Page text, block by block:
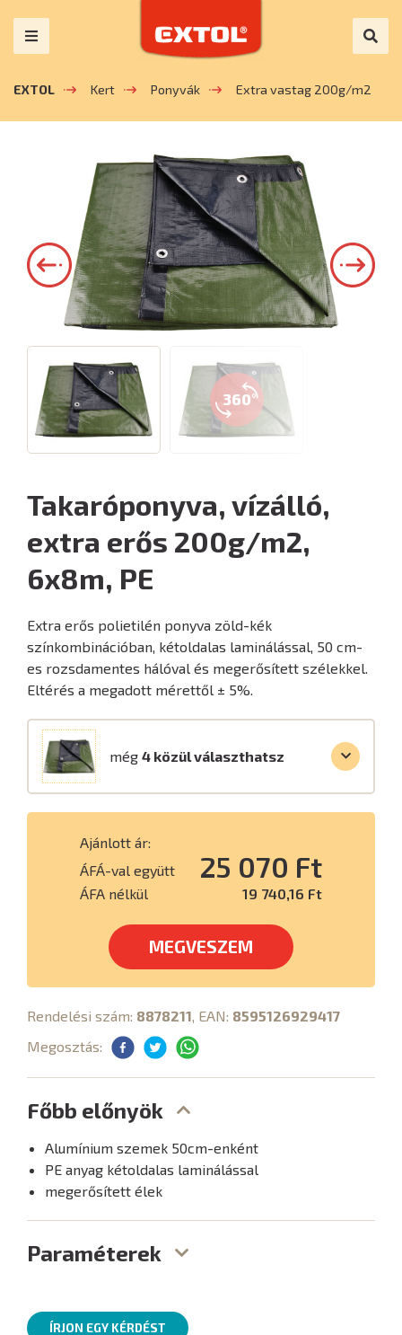
EXTOL Kert Ponyvák Extra vastag 200g/m2
360°
Takaróponyva, vízálló,
extra erős 200g/m2,
6x8m, PE
Extra erős polietilén ponyva zöld-kék
színkombinációban, kétoldalas laminálással, 50 cm-
es rozsdamentes hálóval és megerősített szélekkel.
Eltérés a megadott mérettől ± 5%.
még 4 közül választhatsz
Ajánlott ár:
ÁFÁ-val együtt
25 070 Ft
ÁFA nélkül 19 740,16 Ft
MEGVESZEM
Rendelési szám: 8878211, EAN: 8595126929417
Megosztás:
Főbb előnyök
Alumínium szemek 50cm-enként
PE anyag kétoldalas laminálással
megerősített élek
Paraméterek
ÍRJON EGY KÉRDÉST